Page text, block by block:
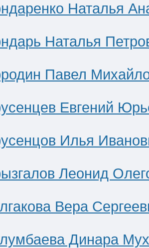
Наталья
Наталья
Павел
Евгений
Илья
Леонид
Вера
Динара